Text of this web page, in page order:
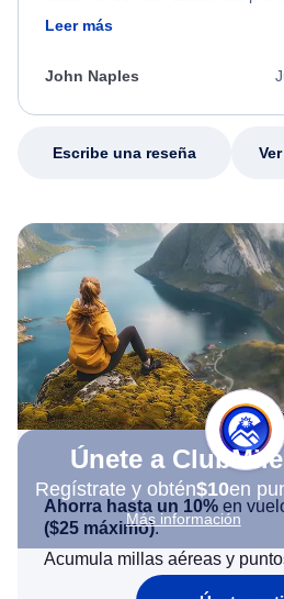
friendly, and very helpful
process. She quickly found a
appreciate her excellent service.
Leer más
John Naples
Escribe una reseña
Únete a
Regístrate y obtén$10en
Más información
Ahorra hasta un 10% en
($25 máximo).
Acumula millas aéreas y